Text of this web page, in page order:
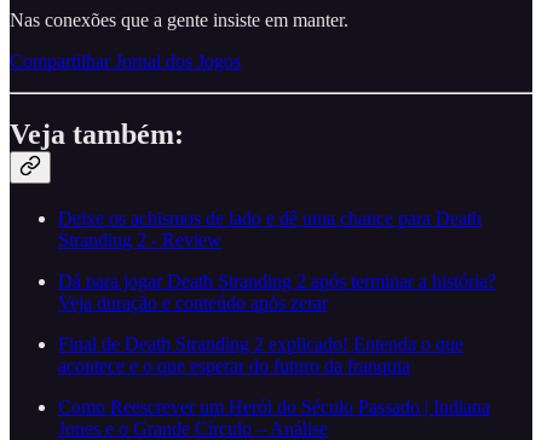
Nas conexões que a gente insiste em manter.
Compartilhar Jornal dos Jogos
Veja também:
Deixe os achismos de lado e dê uma chance para Death
Stranding 2 - Review
Dá para jogar Death Stranding 2 após terminar a história?
Veja duração e conteúdo após zerar
Final de Death Stranding 2 explicado! Entenda o que
acontece e o que esperar do futuro da franquia
Como Reescrever um Herói do Século Passado | Indiana
Jones e o Grande Círculo – Análise